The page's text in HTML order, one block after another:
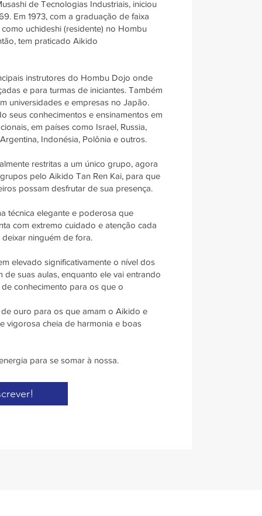
de Tecnologias Industriais, iniciou
Em 1973, com a graduação de faixa
uchideshi (residente) no Hombu
tem praticado Aikido
instrutores do Hombu Dojo onde
e para turmas de iniciantes. Também
universidades e empresas no Japão.
seus conhecimentos e ensinamentos em
em países como Israel, Russia,
Indonésia, Polônia e outros.
restritas a um único grupo, agora
pelo Aikido Tan Ren Kai, para que
possam desfrutar de sua presença.
técnica elegante e poderosa que
com extremo cuidado e atenção cada
ninguém de fora.
elevado significativamente o nível dos
de suas aulas, enquanto ele vai entrando
conhecimento para os que o
ouro para os que amam o Aikido e
vigorosa cheia de harmonia e boas
para se somar à nossa.